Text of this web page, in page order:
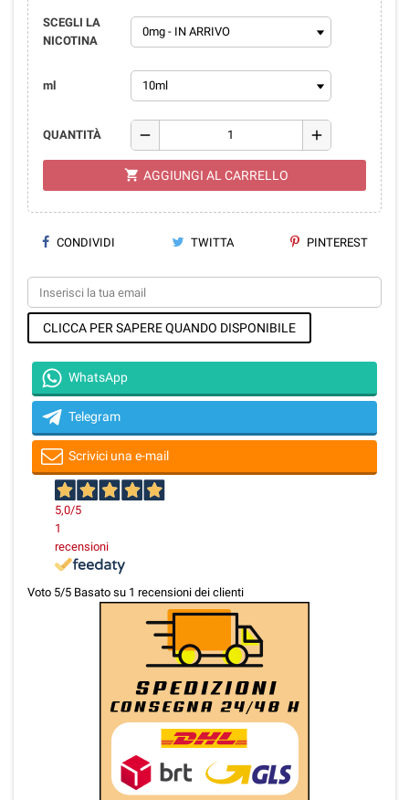
SCEGLI LA
NICOTINA
ml
QUANTITÀ remove add
shopping_cart AGGIUNGI AL CARRELLO
CONDIVIDI TWITTA PINTEREST
CLICCA PER SAPERE QUANDO DISPONIBILE
WhatsApp
Telegram
Scrivici una e-mail
5,0/5
1
recensioni
Voto 5/5 Basato su 1 recensioni dei clienti